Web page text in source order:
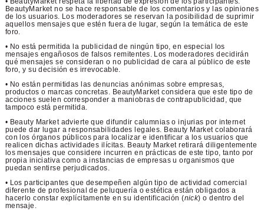
BeautyMarket no se hace responsable de los comentarios y las opiniones
de los usuarios. Los moderadores se reservan la posibilidad de suprimir
aquellos mensajes que estén fuera de lugar, según la temática de este
foro.
• No está permitida la publicidad de ningún tipo, en especial los
mensajes engañosos de falsos remitentes. Los moderadores decidirán
qué mensajes se consideran o no publicidad de cara al público de este
foro, y su decisión es irrevocable.
• No están permitidas las denuncias anónimas sobre empresas,
productos o marcas concretas. BeautyMarket considera que este tipo de
acciones suelen corresponder a maniobras de contrapublicidad, que
tampoco está permitida.
• Beauty Market advierte que difundir calumnias o injurias por internet
puede dar lugar a responsabilidades legales. Beauty Market colaborará
con los órganos públicos para localizar e identificar a los usuarios que
realicen dichas actividades ilícitas. Beauty Market retirará diligentemente
los mensajes que considere incurren en prácticas de este tipo, tanto por
propia iniciativa como a instancias de empresas u organismos que
puedan sentirse perjudicados.
• Los participantes que desempeñen algún tipo de actividad comercial
diferente de profesional de peluquería o estética están obligados a
hacerlo constar explícitamente en su identificación (nick) o dentro del
mensaje.